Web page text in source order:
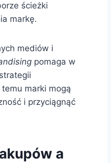
ścieżki
markę.
mediów i
pomaga w
marki mogą
i przyciągnąć
a